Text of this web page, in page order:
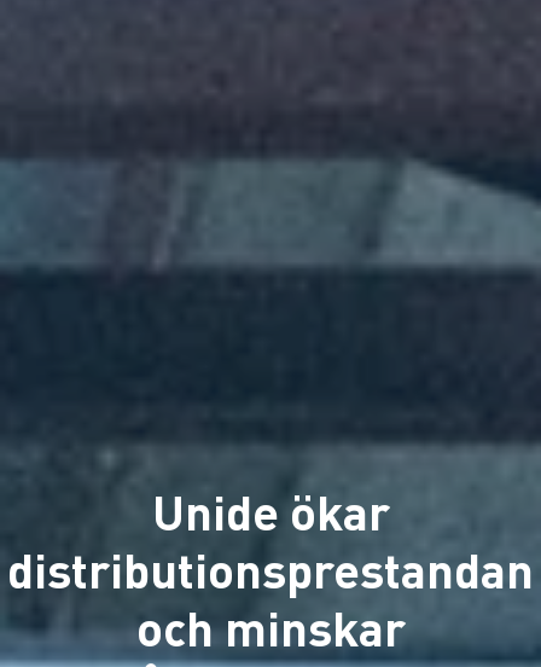
Unide ökar
distributionsprestandan
och minskar